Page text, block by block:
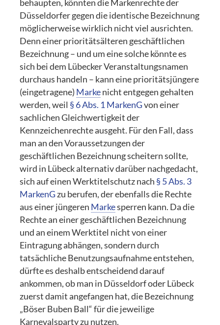
behaupten, könnten die Markenrechte der
Düsseldorfer gegen die identische Bezeichnung
möglicherweise wirklich nicht viel ausrichten.
Denn einer prioritätsälteren geschäftlichen
Bezeichnung – und um eine solche könnte es
sich bei dem Lübecker Veranstaltungsnamen
durchaus handeln – kann eine prioritätsjüngere
(eingetragene) Markenicht entgegen gehalten
werden, weil § 6 Abs. 1 MarkenGvon einer
sachlichen Gleichwertigkeit der
Kennzeichenrechte ausgeht. Für den Fall, dass
man an den Voraussetzungen der
geschäftlichen Bezeichnung scheitern sollte,
wird in Lübeck alternativ darüber nachgedacht,
sich auf einen Werktitelschutz nach § 5 Abs. 3
MarkenG zu berufen, der ebenfalls die Rechte
aus einer jüngeren Markesperren kann. Da die
Rechte an einer geschäftlichen Bezeichnung
und an einem Werktitel nicht von einer
Eintragung abhängen, sondern durch
tatsächliche Benutzungsaufnahme entstehen,
dürfte es deshalb entscheidend darauf
ankommen, ob man in Düsseldorf oder Lübeck
zuerst damit angefangen hat, die Bezeichnung
„Böser Buben Ball“ für die jeweilige
Karnevalsparty zu nutzen.